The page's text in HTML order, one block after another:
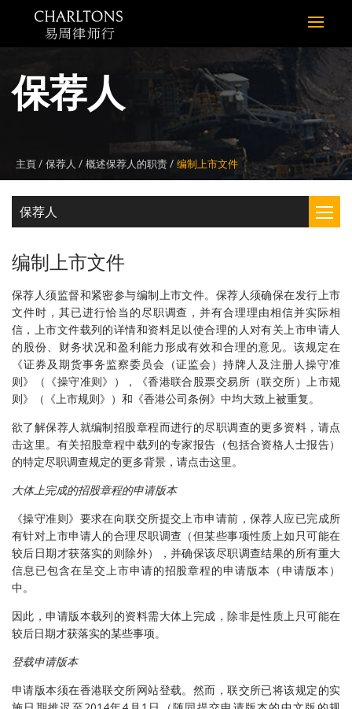
保荐人
主頁 保荐人 概述保荐人的职责 编制上市文件
保荐人
编制上市文件
保荐人须监督和紧密参与编制上市文件。保荐人须确保在发行上市
文件时，其已进行恰当的尽职调查，并有合理理由相信并实际相
信，上市文件载列的详情和资料足以使合理的人对有关上市申请人
的股份、财务状况和盈利能力形成有效和合理的意见。该规定在
《证券及期货事务监察委员会（证监会）持牌人及注册人操守准
则》（《操守准则》），《香港联合股票交易所（联交所）上市规
则》（《上市规则》）和《香港公司条例》中均大致上被重复。
欲了解保荐人就编制招股章程而进行的尽职调查的更多资料，请点
击这里。有关招股章程中载列的专家报告（包括合资格人士报告）
的特定尽职调查规定的更多背景，请点击这里。
大体上完成的招股章程的申请版本
《操守准则》要求在向联交所提交上市申请前，保荐人应已完成所
有针对上市申请人的合理尽职调查（但某些事项性质上如只可能在
较后日期才获落实的则除外），并确保该尽职调查结果的所有重大
信息已包含在呈交上市申请的招股章程的申请版本（申请版本）
中。
因此，申请版本载列的资料需大体上完成，除非是性质上只可能在
较后日期才获落实的某些事项。
登载申请版本
申请版本须在香港联交所网站登载。然而，联交所已将该规定的实